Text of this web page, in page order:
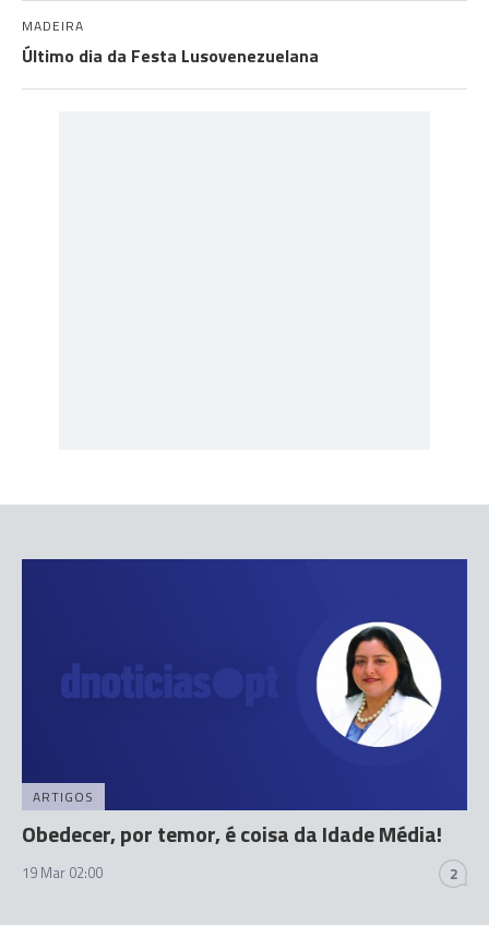
MADEIRA
Último dia da Festa Lusovenezuelana
ARTIGOS
Obedecer, por temor, é coisa da Idade Média!
19 Mar 02:00 2